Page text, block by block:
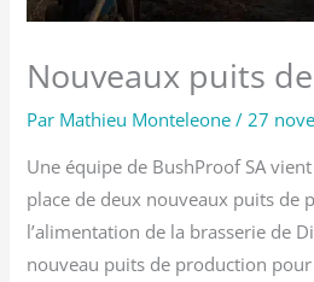
Nouveaux puits
Par Mathieu Monteleone/27
Une équipe de BushProof SA
place de deux nouveaux puits de
l’alimentation de la brasserie de
nouveau puits de production pour